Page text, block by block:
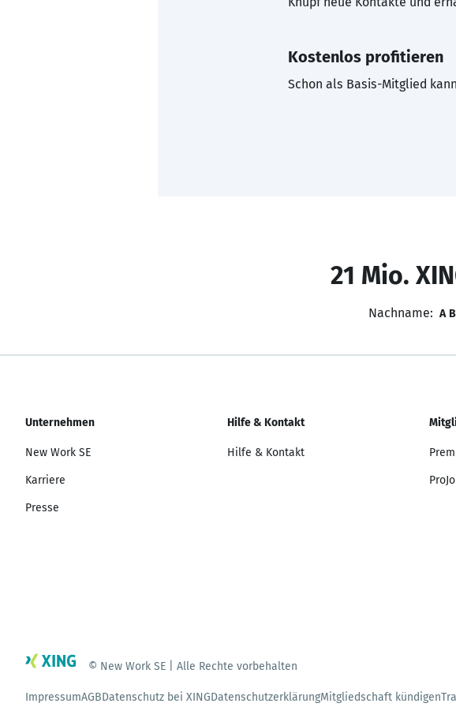
Kostenlos profitieren
Schon als Basis-Mitglied
21 Mio.
Nachname: A B
Unternehmen
New Work SE
Karriere
Presse
Hilfe & Kontakt
Hilfe & Kontakt
© New Work SE | Alle Rechte vorbehalten
ImpressumAGBDatenschutz bei XINGDatenschutzerklärungMitgliedschaft kündigen